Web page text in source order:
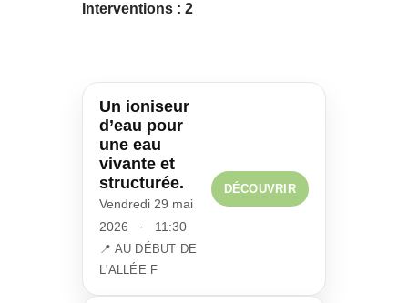
Interventions : 2
Un ioniseur
d’eau pour
une eau
vivante et
structurée.
Vendredi 29 mai
2026
· 11:30
📍 AU DÉBUT DE
L'ALLÉE F
DÉCOUVRIR